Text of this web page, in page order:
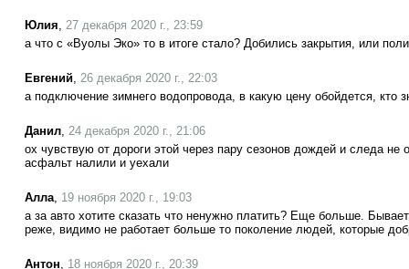
Юлия, 27 декабря 2020 г., 23:59
а что с «Вуолы Эко» то в итоге стало? Добились закрытия, или
Евгений, 26 декабря 2020 г., 22:03
а подключение зимнего водопровода, в какую цену обойдется, кто
Данил, 24 декабря 2020 г., 21:06
ох чувствую от дороги этой через пару сезонов дождей и следа не
асфальт налили и уехали
Алла, 19 ноября 2020 г., 19:03
а за авто хотите сказать что ненужно платить? Еще больше.
реже, видимо не работает больше то поколение людей, которые
Антон, 18 ноября 2020 г., 20:39